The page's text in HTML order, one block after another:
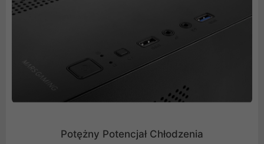
Potężny Potencjał Chłodzenia